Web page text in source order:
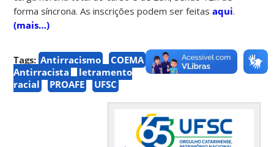
forma síncrona.As inscrições podem ser feitasaqui.
(mais…)
Tags: Antirracismo COEMA
Educação
Antirracista
letramento
racial
PROAFE UFSC